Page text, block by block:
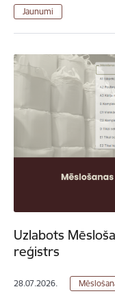
Jaunumi
Uzlabots
reģistrs
28.07.2026.